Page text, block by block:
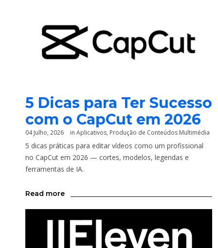
5 Dicas para Ter Sucesso
com o CapCut em 2026
04 Julho, 2026 in Aplicativos, Produção de Conteúdos Multimédia
5 dicas práticas para editar vídeos como um profissional
no CapCut em 2026 — cortes, modelos, legendas e
ferramentas de IA.
Read more